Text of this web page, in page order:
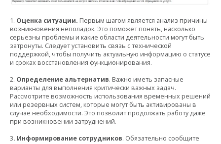
1. Оценка ситуации. Первым шагом является анализ причины
возникновения неполадок. Это поможет понять, насколько
серьезны проблемы и какие области деятельности могут быть
затронуты. Следует установить связь с технической
поддержкой, чтобы получить актуальную информацию о статусе
и сроках восстановления функционирования.
2. Определение альтернатив. Важно иметь запасные
варианты для выполнения критически важных задач.
Рассмотрите возможность использования временных решений
или резервных систем, которые могут быть активированы в
случае необходимости. Это позволит продолжать работу даже
при возникновении затруднений.
3. Информирование сотрудников. Обязательно сообщите